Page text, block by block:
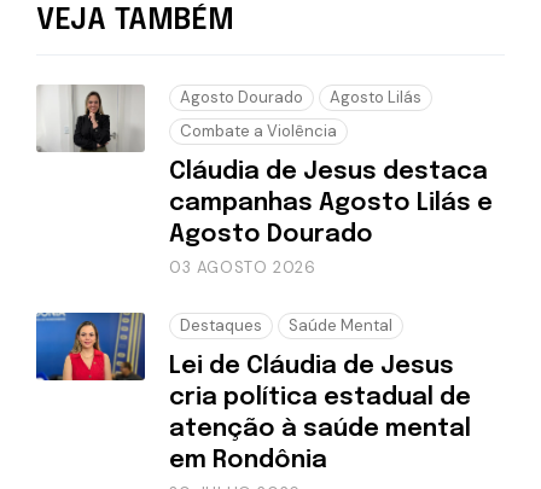
VEJA TAMBÉM
Agosto Dourado
Agosto Lilás
Combate a Violência
Cláudia de Jesus destaca
campanhas Agosto Lilás e
Agosto Dourado
03 AGOSTO 2026
Destaques Saúde Mental
Lei de Cláudia de Jesus
cria política estadual de
atenção à saúde mental
em Rondônia